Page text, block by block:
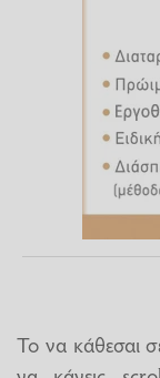
Το να κάθεσαι